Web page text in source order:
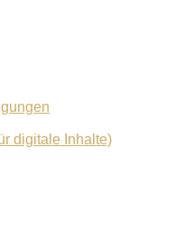
digitale Inhalte)